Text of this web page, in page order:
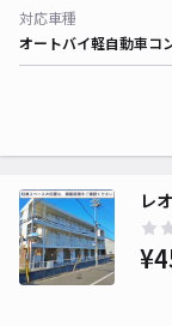
対応車種
オートバイ軽自動車コ
レ